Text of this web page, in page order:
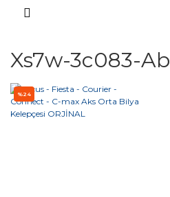
Xs7w-3c083-Ab
%24